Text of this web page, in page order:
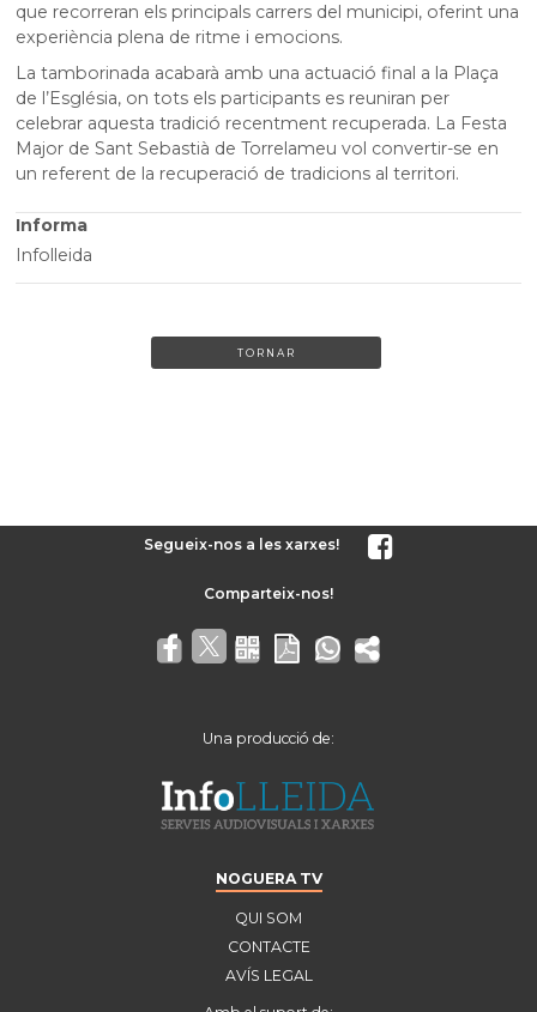
que recorreran els principals carrers del municipi, oferint una
experiència plena de ritme i emocions.
La tamborinada acabarà amb una actuació final a la Plaça
de l’Església, on tots els participants es reuniran per
celebrar aquesta tradició recentment recuperada. La Festa
Major de Sant Sebastià de Torrelameu vol convertir-se en
un referent de la recuperació de tradicions al territori.
Informa
Infolleida
TORNAR
Segueix-nos a les xarxes!
Una producció de:
NOGUERA TV
QUI SOM
CONTACTE
AVÍS LEGAL